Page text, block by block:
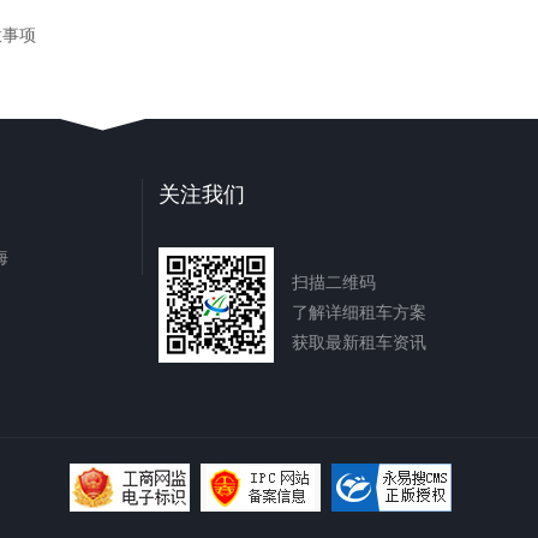
项
关注我们
扫描二维码
了解详细租车方案
获取最新租车资讯